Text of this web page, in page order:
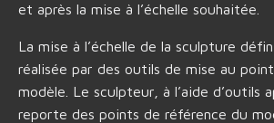
et après la mise à l’échelle souhaitée.
La mise à l’échelle de la sculpture
réalisée par des outils de mise au
modèle. Le sculpteur, à l’aide d’outils
reporte des points de référence du